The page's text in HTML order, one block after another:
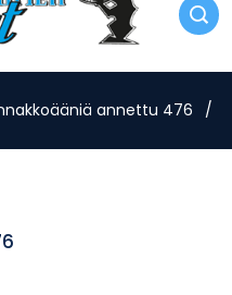
annettu 476 /